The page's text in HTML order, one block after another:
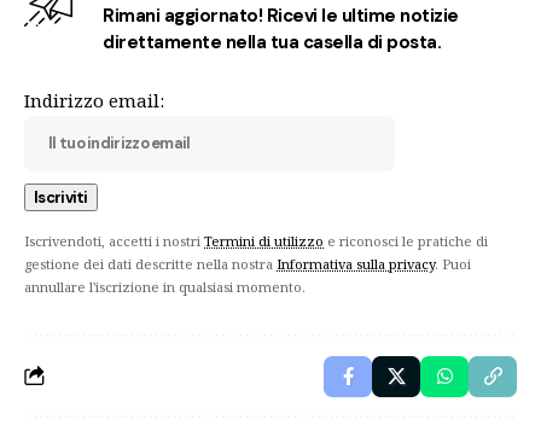
Rimani aggiornato! Ricevi le ultime notizie
direttamente nella tua casella di posta.
Indirizzo email:
Iscrivendoti, accetti i nostri Termini di utilizzo e riconosci le pratiche di
gestione dei dati descritte nella nostra Informativa sulla privacy. Puoi
annullare l'iscrizione in qualsiasi momento.